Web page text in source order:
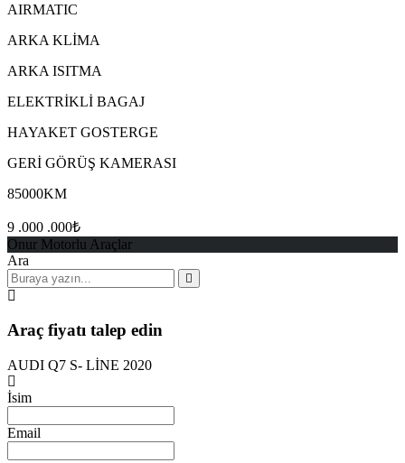
AIRMATIC
ARKA KLİMA
ARKA ISITMA
ELEKTRİKLİ BAGAJ
HAYAKET GOSTERGE
GERİ GÖRÜŞ KAMERASI
85000KM
9 .000 .000₺
Onur Motorlu Araçlar
Ara
Araç fiyatı talep edin
AUDI Q7 S- LİNE 2020
İsim
Email